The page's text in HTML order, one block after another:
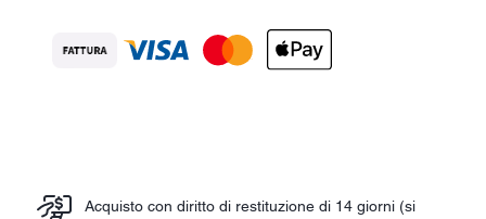
Acquisto con diritto di restituzione di 14 giorni (si